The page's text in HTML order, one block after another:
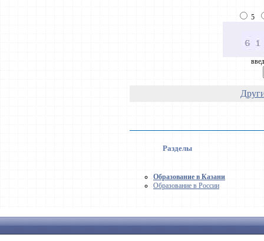
5
Разделы
Образование в Казани
Образование в России